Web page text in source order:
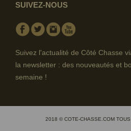
SUIVEZ-NOUS
Facebook
TwitterInstagram
Suivez l'actualité de Côté Chasse
la newsletter : des nouveautés et
semaine !
2018 © COTE-CHASSE.COM TOUS